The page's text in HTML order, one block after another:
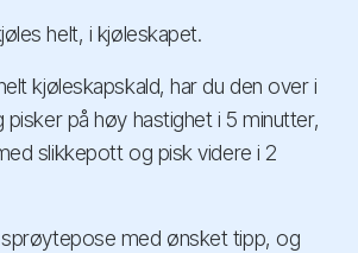
helt, i kjøleskapet.
kjøleskapskald, har du den over i
pisker på høy hastighet i 5 minutter,
slikkepott og pisk videre i 2
med ønsket tipp, og